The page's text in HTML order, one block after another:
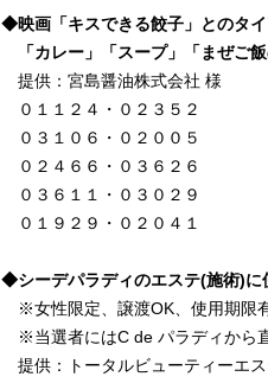
◆映画「キスできる餃子」とのタ
「カレー」「スープ」「まぜご飯
提供：宮島醤油株式会社 様
０１１２４・０２３５２
０３１０６・０２００５
０２４６６・０３６２６
０３６１１・０３０２９
０１９２９・０２０４１
◆シーデパラディのエステ(施術)に
※女性限定、譲渡OK、使用期限
※当選者にはC de パラディから
提供：トータルビューティーエ